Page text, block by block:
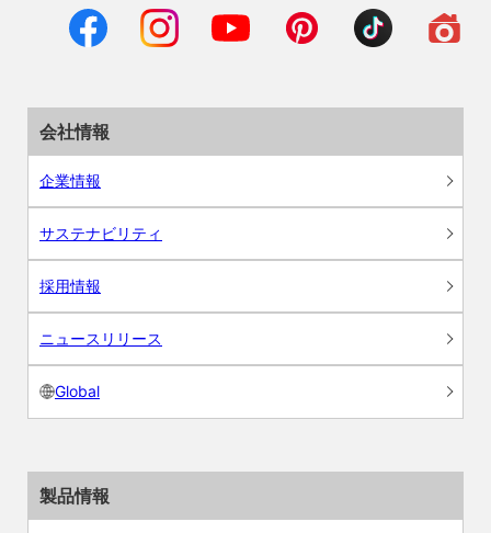
会社情報
企業情報
サステナビリティ
採用情報
ニュースリリース
Global
製品情報